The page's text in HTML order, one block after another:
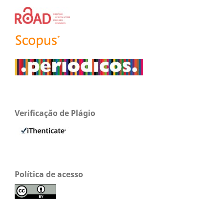
Verificação de Plágio
Política de acesso